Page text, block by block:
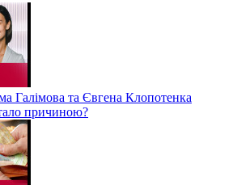
Галімова та Євгена Клопотенка
причиною?